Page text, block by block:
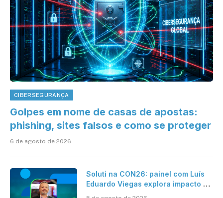
CIBERSEGURANÇA
Golpes em nome de casas de apostas:
phishing, sites falsos e como se proteger
6 de agosto de 2026
Soluti na CON26: painel com Luís
Eduardo Viegas explora impacto de